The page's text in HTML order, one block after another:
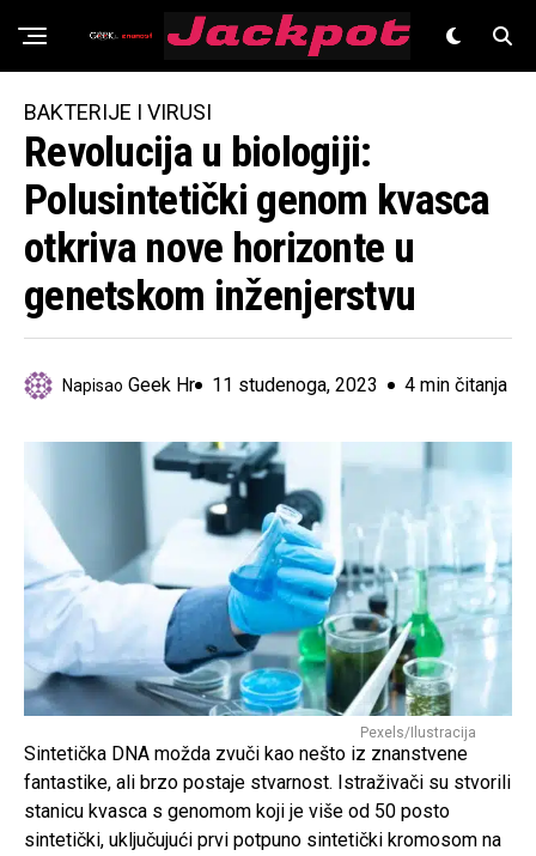
Znanost
BAKTERIJE I VIRUSI
Revolucija u biologiji:
Polusintetički genom kvasca
otkriva nove horizonte u
genetskom inženjerstvu
Napisao Geek Hr 11 studenoga, 2023 4 min čitanja
Pexels/Ilustracija
Sintetička DNA možda zvuči kao nešto iz znanstvene
fantastike, ali brzo postaje stvarnost. Istraživači su stvorili
stanicu kvasca s genomom koji je više od 50 posto
sintetički, uključujući prvi potpuno sintetički kromosom na